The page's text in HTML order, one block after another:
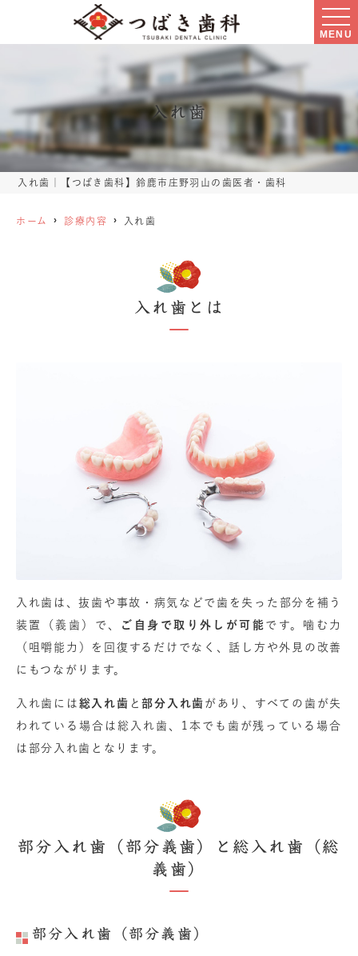
MENU
入れ歯
入れ歯｜【つばき歯科】鈴鹿市庄野羽山の歯医者・歯科
ホーム 診療内容 入れ歯
入れ歯とは
入れ歯は、抜歯や事故・病気などで歯を失った部分を補う
装置（義歯）で、
ご自身で取り外しが可能 です。噛む力
（咀嚼能力）を回復するだけでなく、話し方や外見の改善
にもつながります。
入れ歯には 総入れ歯 と部分入れ歯 があり、すべての歯が失
われている場合は総入れ歯、1本でも歯が残っている場合
は部分入れ歯となります。
部分入れ歯（部分義歯）と総入れ歯（総
義歯）
部分入れ歯（部分義歯）